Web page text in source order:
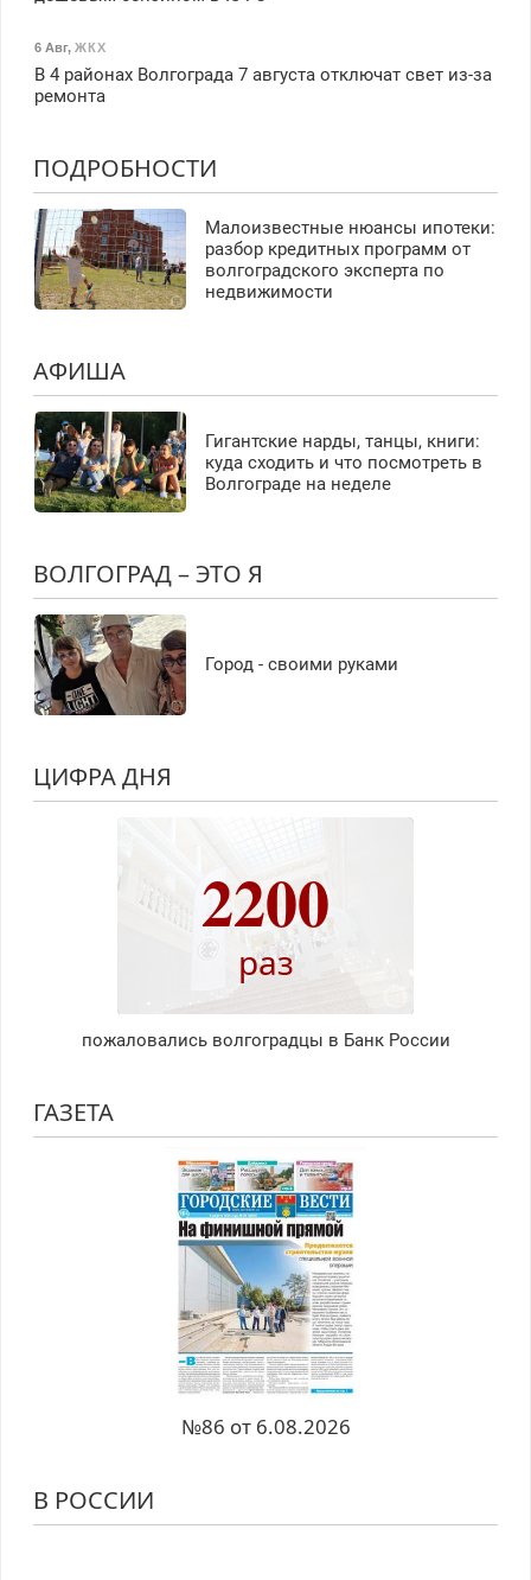
6 Авг, ЖКХ
В 4 районах Волгограда 7 августа отключат свет из-за
ремонта
ПОДРОБНОСТИ
Малоизвестные нюансы ипотеки:
разбор кредитных программ от
волгоградского эксперта по
недвижимости
АФИША
Гигантские нарды, танцы, книги:
куда сходить и что посмотреть в
Волгограде на неделе
ВОЛГОГРАД – ЭТО Я
Город - своими руками
ЦИФРА ДНЯ
2200
раз
пожаловались волгоградцы в Банк России
ГАЗЕТА
№86 от 6.08.2026
В РОССИИ